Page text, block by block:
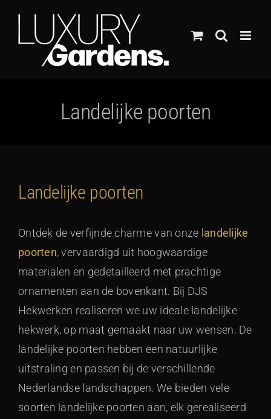
inhoud
Landelijke poorten
Landelijke poorten
Ontdek de verfijnde charme van onze landelijke
poorten, vervaardigd uit hoogwaardige
materialen en gedetailleerd met prachtige
ornamenten aan de bovenkant. Bij DJS
Hekwerken realiseren we uw ideale landelijke
hekwerk, op maat gemaakt naar uw wensen. De
landelijke poorten hebben een natuurlijke
uitstraling en passen bij de verschillende
Nederlandse landschappen. We bieden vele
soorten landelijke poorten aan, elk gerealiseerd